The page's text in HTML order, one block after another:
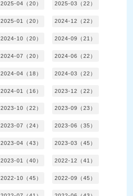
2025-04（20） 2025-03（22）
2025-01（20） 2024-12（22）
2024-10（20） 2024-09（21）
2024-07（20） 2024-06（22）
2024-04（18） 2024-03（22）
2024-01（16） 2023-12（22）
2023-10（22） 2023-09（23）
2023-07（24） 2023-06（35）
2023-04（43） 2023-03（45）
2023-01（40） 2022-12（41）
2022-10（45） 2022-09（45）